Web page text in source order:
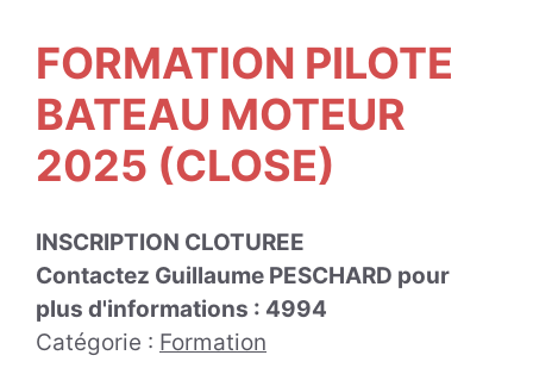
FORMATION PILOTE
BATEAU MOTEUR
2025 (CLOSE)
INSCRIPTION CLOTUREE
Contactez Guillaume PESCHARD pour
plus d'informations : 4994
Catégorie : Formation